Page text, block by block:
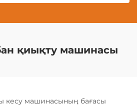
қиықту машинасы
кесу машинасының бағасы